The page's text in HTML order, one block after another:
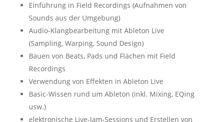
Einführung in Field Recordings (Aufnahmen von
Sounds aus der Umgebung)
Audio-Klangbearbeitung mit Ableton Live
(Sampling, Warping, Sound Design)
Bauen von Beats, Pads und Flächen mit Field
Recordings
Verwendung von Effekten in Ableton Live
Basic-Wissen rund um Ableton (inkl. Mixing, EQing
usw.)
elektronische Live-Jam-Sessions und Erstellen von